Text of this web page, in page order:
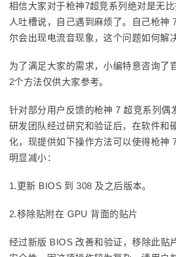
相信大家对于枪神7超竞系列绝对是无
人吐槽说，自己遇到麻烦了。自己枪神
尔会出现电流音现象，这个问题如何解
为了满足大家的需求，小编特意咨询了
2个方法仅供大家参考。
针对部分用户反馈的枪神 7 超竞系列偶
研发团队经过研究和验证后，在软件和
化，现提供如下操作方法可以使得枪神
明显减小：
1.更新 BIOS 到 308 及之后版本。
2.移除贴附在 GPU 背面的贴片
经过新版 BIOS 改善和验证，移除此贴